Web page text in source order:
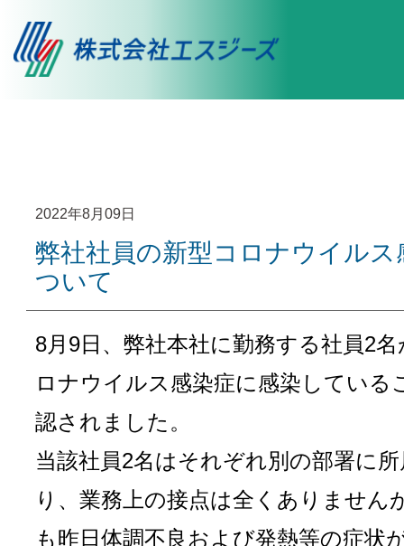
2022年8月09日
弊社社員の新型コロナウイルス
ついて
8月9日、弊社本社に勤務する社員2
ロナウイルス感染症に感染している
認されました。
当該社員2名はそれぞれ別の部署に
り、業務上の接点は全くありません
も昨日体調不良および発熱等の症状